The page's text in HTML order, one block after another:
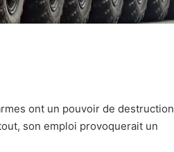
ont un pouvoir de destruction
son emploi provoquerait un